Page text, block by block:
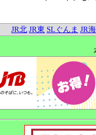
JR北 JR東 SLぐんま JR海